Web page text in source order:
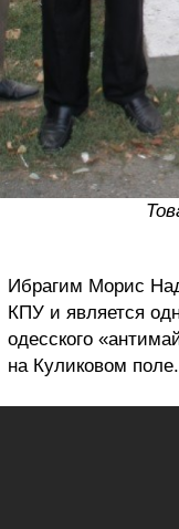
Ибрагим Морис
КПУ и является
одесского
на Куликовом поле.